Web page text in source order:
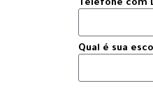
Telefone com
Qual é sua